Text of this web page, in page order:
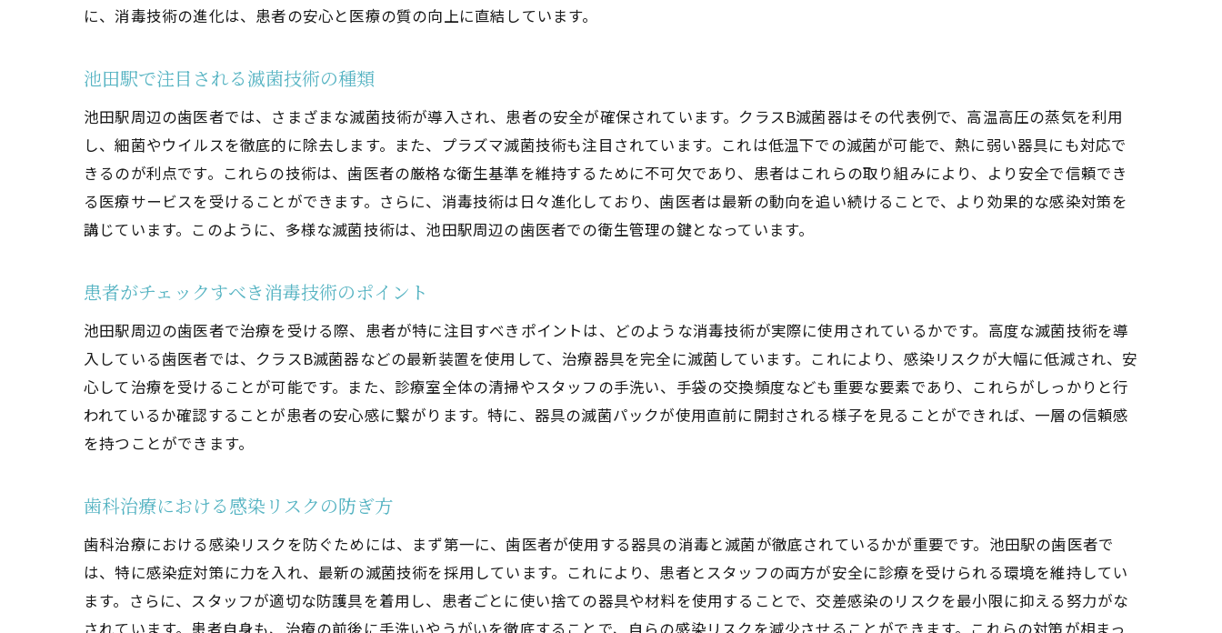
に、消毒技術の進化は、患者の安心と医療の質の向上に直結しています。
池田駅で注目される滅菌技術の種類
池田駅周辺の歯医者では、さまざまな滅菌技術が導入され、患者の安全が確保されています。クラスB滅菌器はその代表例で、高温高圧の蒸気を利用
し、細菌やウイルスを徹底的に除去します。また、プラズマ滅菌技術も注目されています。これは低温下での滅菌が可能で、熱に弱い器具にも対応で
きるのが利点です。これらの技術は、歯医者の厳格な衛生基準を維持するために不可欠であり、患者はこれらの取り組みにより、より安全で信頼でき
る医療サービスを受けることができます。さらに、消毒技術は日々進化しており、歯医者は最新の動向を追い続けることで、より効果的な感染対策を
講じています。このように、多様な滅菌技術は、池田駅周辺の歯医者での衛生管理の鍵となっています。
患者がチェックすべき消毒技術のポイント
池田駅周辺の歯医者で治療を受ける際、患者が特に注目すべきポイントは、どのような消毒技術が実際に使用されているかです。高度な滅菌技術を導
入している歯医者では、クラスB滅菌器などの最新装置を使用して、治療器具を完全に滅菌しています。これにより、感染リスクが大幅に低減され、安
心して治療を受けることが可能です。また、診療室全体の清掃やスタッフの手洗い、手袋の交換頻度なども重要な要素であり、これらがしっかりと行
われているか確認することが患者の安心感に繋がります。特に、器具の滅菌パックが使用直前に開封される様子を見ることができれば、一層の信頼感
を持つことができます。
歯科治療における感染リスクの防ぎ方
歯科治療における感染リスクを防ぐためには、まず第一に、歯医者が使用する器具の消毒と滅菌が徹底されているかが重要です。池田駅の歯医者で
は、特に感染症対策に力を入れ、最新の滅菌技術を採用しています。これにより、患者とスタッフの両方が安全に診療を受けられる環境を維持してい
ます。さらに、スタッフが適切な防護具を着用し、患者ごとに使い捨ての器具や材料を使用することで、交差感染のリスクを最小限に抑える努力がな
されています。患者自身も、治療の前後に手洗いやうがいを徹底することで、自らの感染リスクを減少させることができます。これらの対策が相まっ